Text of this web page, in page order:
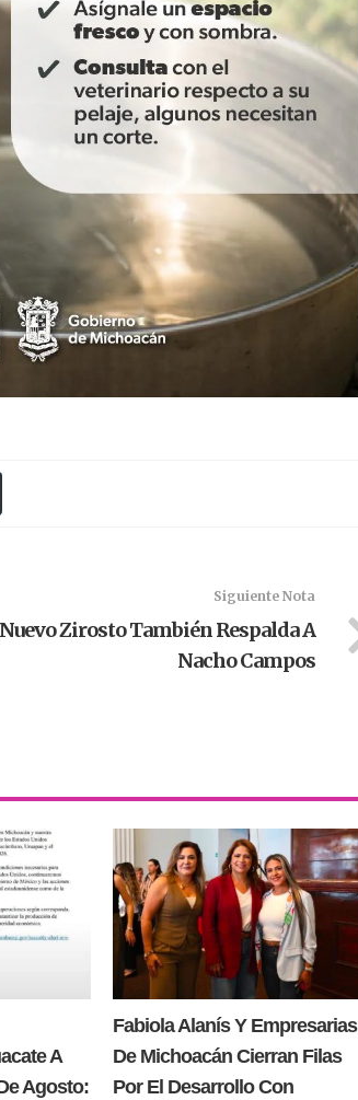
Siguiente Nota
Nuevo Zirosto También Respalda A
Nacho Campos
A
Agosto:
Fabiola Alanís Y Empresarias
De Michoacán Cierran Filas
Por El Desarrollo Con